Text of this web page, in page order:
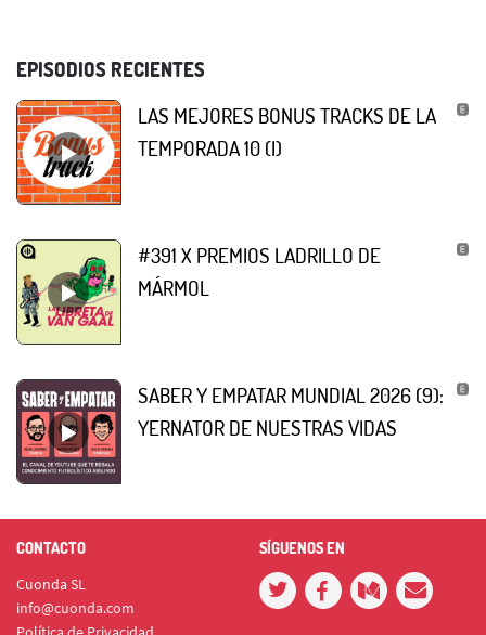
EPISODIOS RECIENTES
LAS MEJORES BONUS TRACKS DE LA
TEMPORADA 10 (I)
#391 X PREMIOS LADRILLO DE
MÁRMOL
SABER Y EMPATAR MUNDIAL 2026 (9):
YERNATOR DE NUESTRAS VIDAS
CONTACTO
Cuonda SL
info@cuonda.com
SÍGUENOS EN